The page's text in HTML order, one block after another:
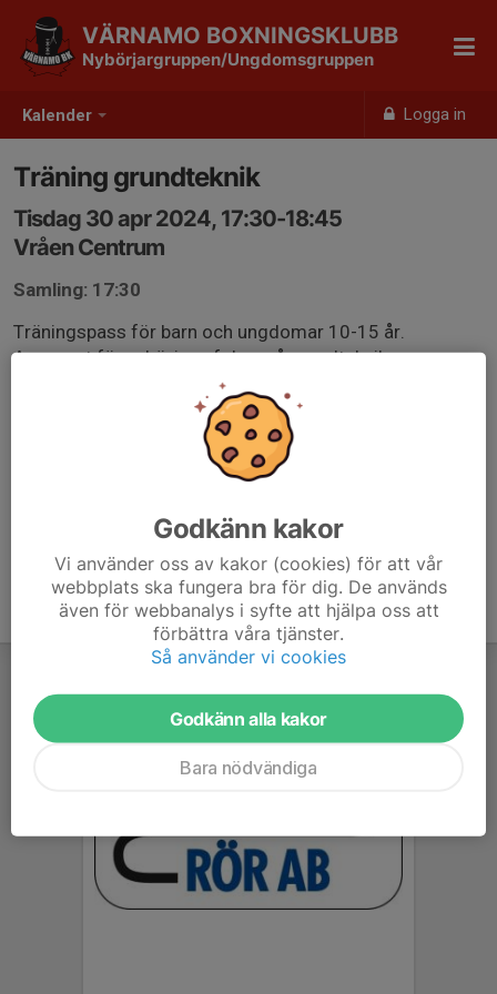
Kalender Logga in
VÄRNAMO BOXNINGSKLUBB
Nybörjargruppen/Ungdomsgruppen
Träning grundteknik
Tisdag 30 apr 2024, 17:30-18:45
Vråen Centrum
Samling: 17:30
Träningspass för barn och ungdomar 10-15 år.
Anpassat för nybörjare, fokus på grundteknik.
Godkänn kakor
Vi använder oss av kakor (cookies) för att vår
webbplats ska fungera bra för dig. De används
även för webbanalys i syfte att hjälpa oss att
förbättra våra tjänster.
Så använder vi cookies
Godkänn alla kakor
Bara nödvändiga